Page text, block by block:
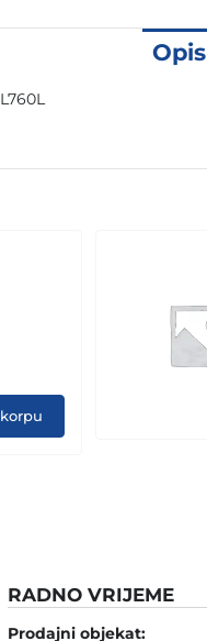
Opis
RADNO VRIJEME
Prodajni objekat: